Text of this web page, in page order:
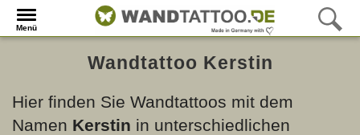
Menü
Wandtattoo Kerstin
Hier finden Sie Wandtattoos mit dem
Namen Kerstin in unterschiedlichen